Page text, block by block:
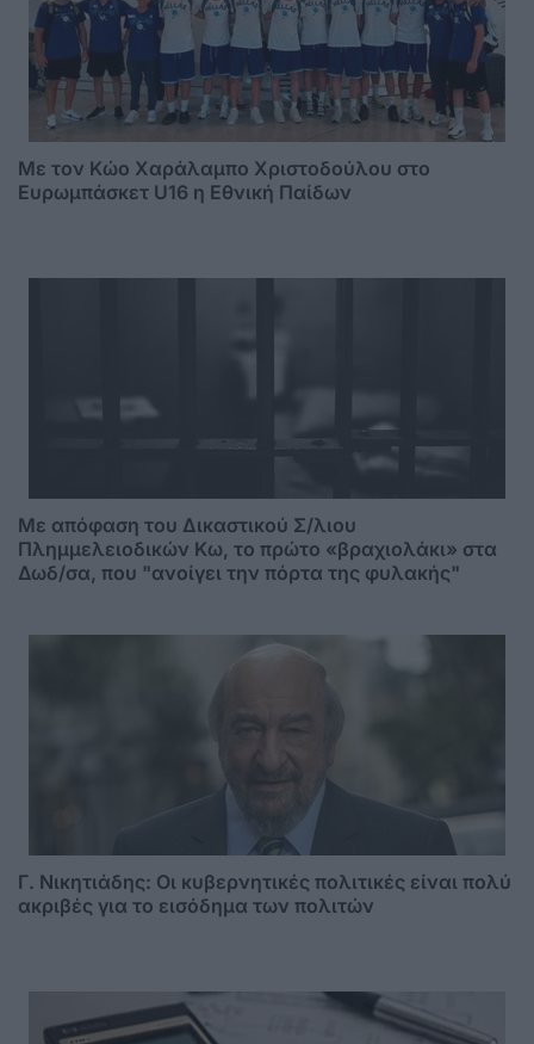
Με τον Κώο Χαράλαμπο Χριστοδούλου στο
Ευρωμπάσκετ U16 η Εθνική Παίδων
Mε απόφαση του Δικαστικού Σ/λιου
Πλημμελειοδικών Κω, το πρώτο «βραχιολάκι» στα
Δωδ/σα, που "ανοίγει την πόρτα της φυλακής"
Γ. Νικητιάδης: Οι κυβερνητικές πολιτικές είναι πολύ
ακριβές για το εισόδημα των πολιτών